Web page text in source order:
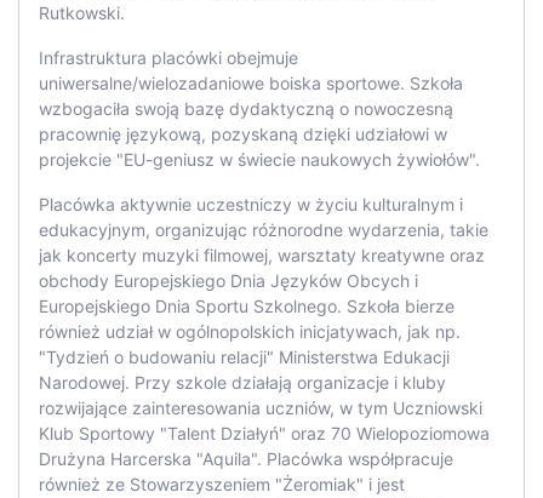
Rutkowski.
Infrastruktura placówki obejmuje
uniwersalne/wielozadaniowe boiska sportowe. Szkoła
wzbogaciła swoją bazę dydaktyczną o nowoczesną
pracownię językową, pozyskaną dzięki udziałowi w
projekcie "EU-geniusz w świecie naukowych żywiołów".
Placówka aktywnie uczestniczy w życiu kulturalnym i
edukacyjnym, organizując różnorodne wydarzenia, takie
jak koncerty muzyki filmowej, warsztaty kreatywne oraz
obchody Europejskiego Dnia Języków Obcych i
Europejskiego Dnia Sportu Szkolnego. Szkoła bierze
również udział w ogólnopolskich inicjatywach, jak np.
"Tydzień o budowaniu relacji" Ministerstwa Edukacji
Narodowej. Przy szkole działają organizacje i kluby
rozwijające zainteresowania uczniów, w tym Uczniowski
Klub Sportowy "Talent Działyń" oraz 70 Wielopoziomowa
Drużyna Harcerska "Aquila". Placówka współpracuje
również ze Stowarzyszeniem "Żeromiak" i jest